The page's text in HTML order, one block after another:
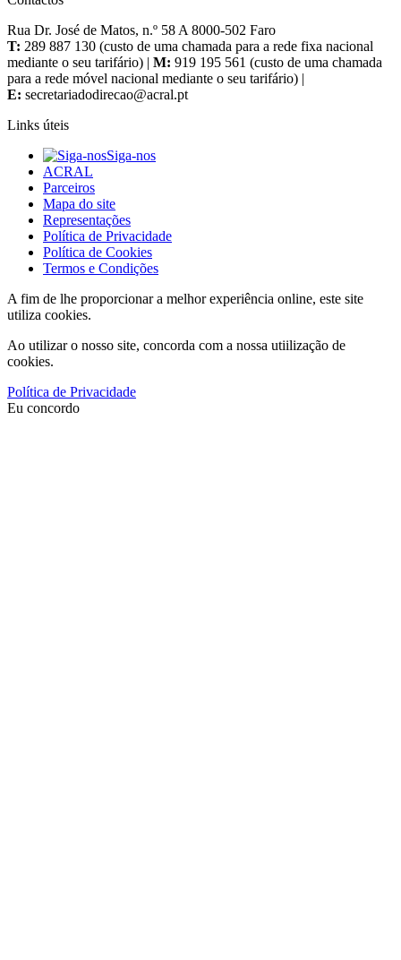
Rua Dr. José de Matos, n.º 58 A 8000-502 Faro
T: 289 887 130 (custo de uma chamada para a rede fixa nacional
mediante o seu tarifário) | M: 919 195 561 (custo de uma chamada
para a rede móvel nacional mediante o seu tarifário) |
E:
Links úteis
Siga-nos
ACRAL
Parceiros
Mapa do site
Representações
Política de Privacidade
Política de Cookies
Termos e Condições
A fim de lhe proporcionar a melhor experiência online, este site
utiliza cookies.
Ao utilizar o nosso site, concorda com a nossa utiilização de
cookies.
Política de Privacidade
Eu concordo